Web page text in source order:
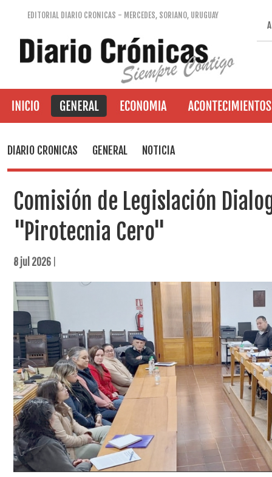
EDITORIAL DIARIO CRONICAS - MERCEDES, SORIANO, URUGUAY
DIARIO CRONICAS GENERAL NOTICIA
Comisión de Legislación
"Pirotecnia Cero"
8 jul 2026 |